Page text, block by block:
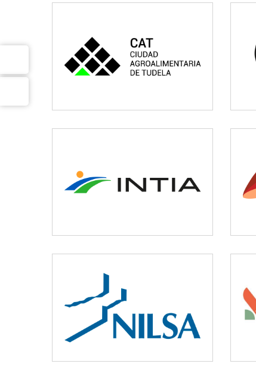
CAT
Vivienda y urbanismo
Agricultura y ganadería
NILSA
Medio ambiente